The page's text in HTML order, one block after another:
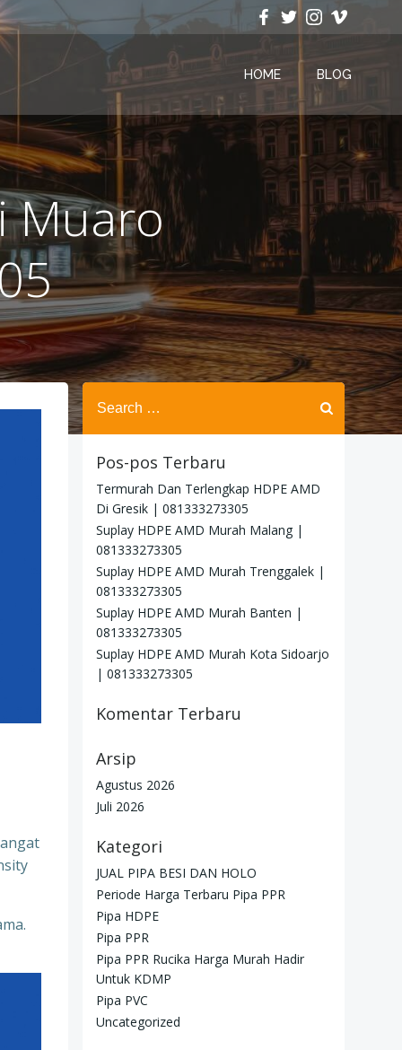
HOME BLOG
Muaro
Search
for:
Pos-pos Terbaru
Termurah Dan Terlengkap HDPE AMD
Di Gresik | 081333273305
Suplay HDPE AMD Murah Malang |
081333273305
Suplay HDPE AMD Murah Trenggalek |
081333273305
Suplay HDPE AMD Murah Banten |
081333273305
Suplay HDPE AMD Murah Kota Sidoarjo
| 081333273305
Komentar Terbaru
Arsip
Agustus 2026
Juli 2026
Kategori
JUAL PIPA BESI DAN HOLO
Periode Harga Terbaru Pipa PPR
Pipa HDPE
Pipa PPR
Pipa PPR Rucika Harga Murah Hadir
Untuk KDMP
Pipa PVC
Uncategorized